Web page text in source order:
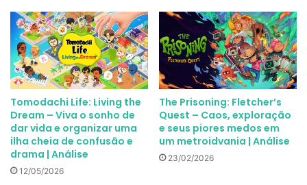
Tomodachi Life: Living the
Dream – Viva o sonho de
dar vida e organizar uma
ilha cheia de confusão e
drama | Análise
12/05/2026
The Prisoning: Fletcher’s
Quest – Caos, exploração
e seus piores medos em
um metroidvania | Análise
23/02/2026